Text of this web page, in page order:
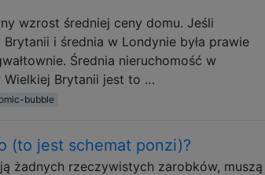
wzrost średniej ceny domu. Jeśli
i średnia w Londynie była prawie
Średnia nieruchomość w
Brytanii jest to …
bubble
(to jest schemat ponzi)?
żadnych rzeczywistych zarobków, muszą